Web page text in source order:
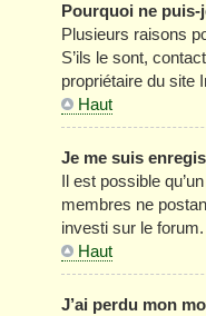
Pourquoi ne puis-
Plusieurs raisons
S’ils le sont,
propriétaire du site
Haut
Je me suis
Il est possible
membres ne
investi sur le forum.
Haut
J’ai perdu mon